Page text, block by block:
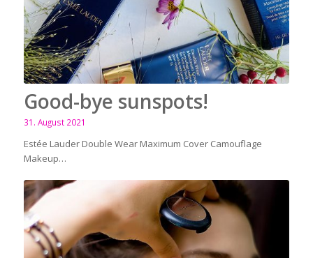
Good-bye sunspots!
31. August 2021
Estée Lauder Double Wear Maximum Cover Camouflage
Makeup…